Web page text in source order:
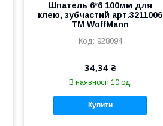
Шпатель 6*6 100мм для
клею, зубчастий арт.3211006
ТМ WoffMann
928094
34,34 ₴
В наявності 10 од.
Купити